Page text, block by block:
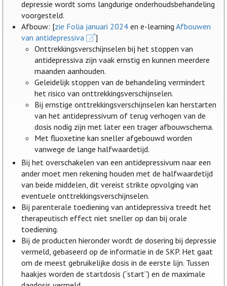
depressie wordt soms langdurige onderhoudsbehandeling
voorgesteld.
Afbouw: [zie Folia januari 2024 en e-learningAfbouwen
van antidepressiva
]
Onttrekkingsverschijnselen bij het stoppen van
antidepressiva zijn vaak ernstig en kunnen meerdere
maanden aanhouden.
Geleidelijk stoppen van de behandeling vermindert
het risico van onttrekkingsverschijnselen.
Bij ernstige onttrekkingsverschijnselen kan herstarten
van het antidepressivum of terug verhogen van de
dosis nodig zijn met later een trager afbouwschema.
Met fluoxetine kan sneller afgebouwd worden
vanwege de lange halfwaardetijd.
Bij het overschakelen van een antidepressivum naar een
ander moet men rekening houden met de halfwaardetijd
van beide middelen, dit vereist strikte opvolging van
eventuele onttrekkingsverschijnselen.
Bij parenterale toediening van antidepressiva treedt het
therapeutisch effect niet sneller op dan bij orale
toediening.
Bij de producten hieronder wordt de dosering bij depressie
vermeld, gebaseerd op de informatie in de SKP. Het gaat
om de meest gebruikelijke dosis in de eerste lijn. Tussen
haakjes worden de startdosis (“start”) en de maximale